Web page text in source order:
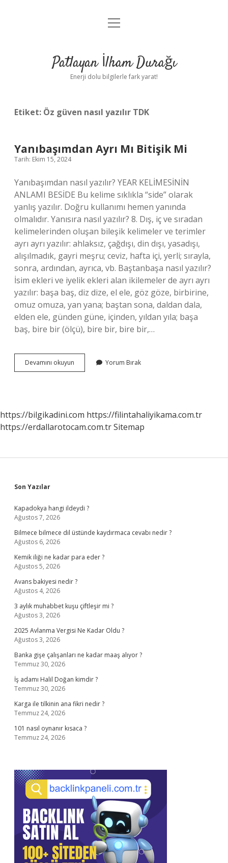
Anasayfa
Yasal Uyarı
menüyü
Patlayan İlham Durağı
Enerji dolu bilgilerle fark yarat!
Etiket: Öz güven nasıl yazılır TDK
Yanıbaşımdan Ayrı Mı Bitişik Mi
Tarih: Ekim 15, 2024
Yanıbaşımdan nasıl yazılır? YEAR KELİMESİNİN
ANLAMI BESİDE Bu kelime sıklıkla “side” olarak
yanlış yazılır. Doğru kullanımı hemen yanında
olmalıdır. Yanısıra nasıl yazılır? 8. Dış, iç ve sıradan
kelimelerinden oluşan bileşik kelimeler ve terimler
ayrı ayrı yazılır: ahlaksız, çağdışı, din dışı, yasadışı,
alışılmadık, gayri meşru; ceviz, hafta içi, yerli; sırayla,
sonra, ardından, ayrıca, vb. Baştanbaşa nasıl yazılır?
İsim ekleri ve iyelik ekleri alan ikilemeler de ayrı ayrı
yazılır: başa baş, diz dize, el ele, göz göze, birbirine,
omuz omuza, yan yana; baştan sona, daldan dala,
elden ele, günden güne, içinden, yıldan yıla; başa
baş, bire bir (ölçü), bire bir, bire bir,…
Devamını okuyun Yanıbaşımdan
Ayrı
Yorum Bırak
https://bilgikadini.com https://filintahaliyikama.com.tr
https://erdallarotocam.com.trSitemap
Sidebar
Son Yazılar
Kapadokya hangi ildeydi ?
Ağustos 7, 2026
Bilmece bilmece dil üstünde kaydırmaca cevabı nedir ?
Ağustos 6, 2026
Kemik iliği ne kadar para eder ?
Ağustos 5, 2026
Avans bakiyesi nedir ?
Ağustos 4, 2026
3 aylık muhabbet kuşu çiftleşir mi ?
Ağustos 3, 2026
2025 Avlanma Vergisi Ne Kadar Oldu ?
Ağustos 3, 2026
Banka gişe çalışanları ne kadar maaş alıyor ?
Temmuz 30, 2026
İş adamı Halil Doğan kimdir ?
Temmuz 30, 2026
Karga ile tilkinin ana fikri nedir ?
Temmuz 24, 2026
101 nasıl oynanır kısaca ?
Temmuz 24, 2026